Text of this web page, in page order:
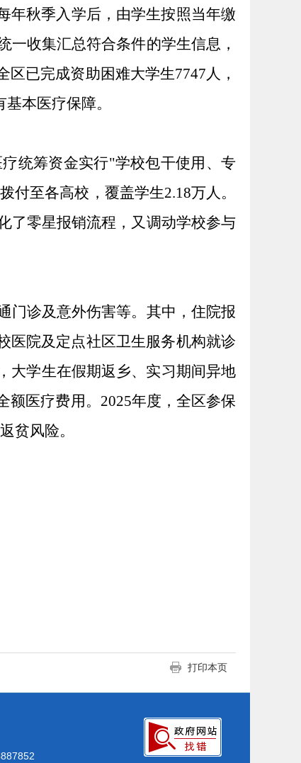
年秋季入学后，由学生按照当年缴
收集汇总符合条件的学生信息，
已完成资助困难大学生7747人，
本医疗保障。
统筹资金实行"学校包干使用、专
至各高校，覆盖学生2.18万人。
了零星报销流程，又调动学校参与
门诊及意外伤害等。其中，住院报
医院及定点社区卫生服务机构就诊
大学生在假期返乡、实习期间异地
医疗费用。 2025年度，全区参保
贫风险。
打印本页